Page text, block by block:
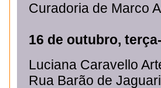
Curadoria de Marco
16 de outubro,
Luciana Caravello
Rua Barão de